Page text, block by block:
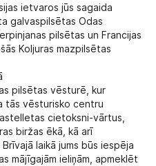
ietvaros jūs sagaida
galvaspilsētas Odas
pilsētas un Francijas
Koljuras mazpilsētas
pilsētas vēsturē, kur
tās vēsturisko centru
cietoksni-vārtus,
biržas ēkā, kā arī
laikā jums būs iespēja
mājīgajām ieliņām, apmeklēt